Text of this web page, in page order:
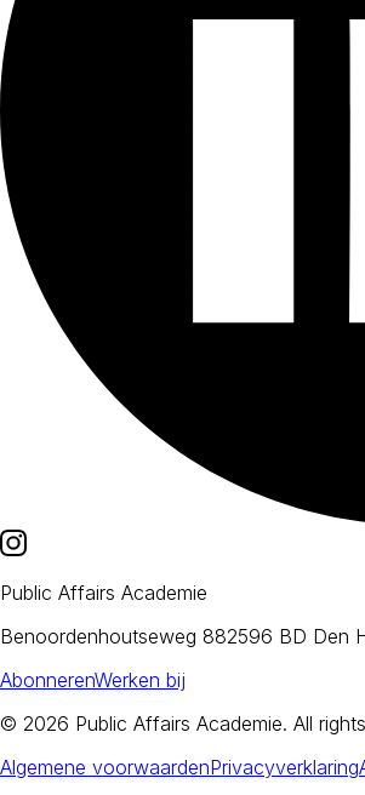
Public Affairs Academie
Benoordenhoutseweg 882596 BD Den
AbonnerenWerken bij
© 2026 Public Affairs Academie. All
Algemene voorwaardenPrivacyverklaring